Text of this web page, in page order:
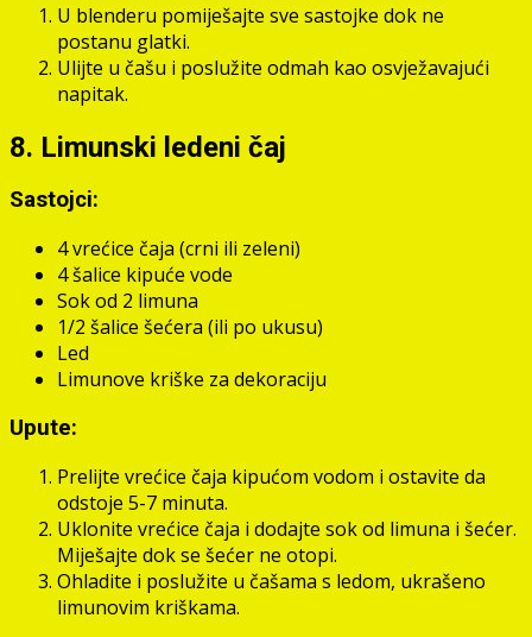
U blenderu pomiješajte sve sastojke dok ne
postanu glatki.
Ulijte u čašu i poslužite odmah kao osvježavajući
napitak.
8. Limunski ledeni čaj
Sastojci:
4 vrećice čaja (crni ili zeleni)
4 šalice kipuće vode
Sok od 2 limuna
1/2 šalice šećera (ili po ukusu)
Led
Limunove kriške za dekoraciju
Upute:
Prelijte vrećice čaja kipućom vodom i ostavite da
odstoje 5-7 minuta.
Uklonite vrećice čaja i dodajte sok od limuna i šećer.
Miješajte dok se šećer ne otopi.
Ohladite i poslužite u čašama s ledom, ukrašeno
limunovim kriškama.